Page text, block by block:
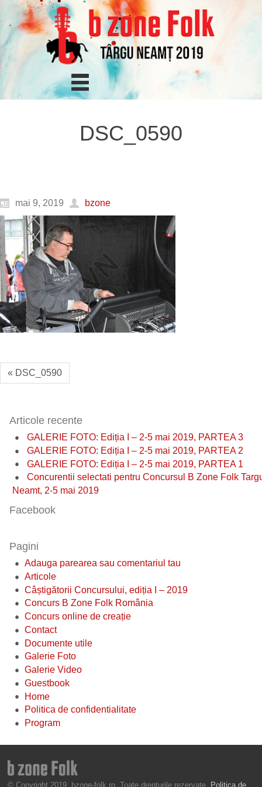
DSC_0590
mai 9, 2019 bzone
« DSC_0590
Articole recente
GALERIE FOTO: Ediția I – 2-5 mai 2019, PARTEA 3
GALERIE FOTO: Ediția I – 2-5 mai 2019, PARTEA 2
GALERIE FOTO: Ediția I – 2-5 mai 2019, PARTEA 1
Concurentii selectati pentru Concursul B Zone Folk
Neamt, 2-5 mai 2019
Facebook
Pagini
Adauga parearea sau comentariul tau
Articole
Câștigătorii Concursului, ediția I – 2019
Concurs B Zone Folk România
Concurs online de creație
Contact
Documente utile
Galerie Foto
Galerie Video
Guestbook
Home
Politica de confidentialitate
Program
© Copyright 2019, bzone-folk.ro. Toate drepturile rezervate. Politica de